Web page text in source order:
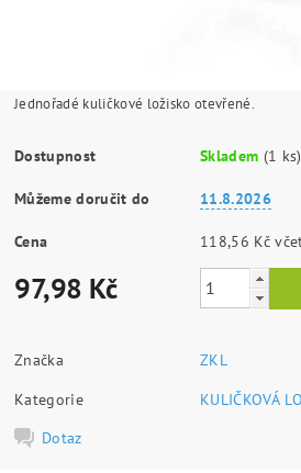
Jednořadé kuličkové ložisko otevřené.
Dostupnost Skladem (1 ks)
Můžeme doručit do 11.8.2026
Cena
97,98 Kč
Značka
ZKL
Kategorie
KULIČKOVÁ
Dotaz